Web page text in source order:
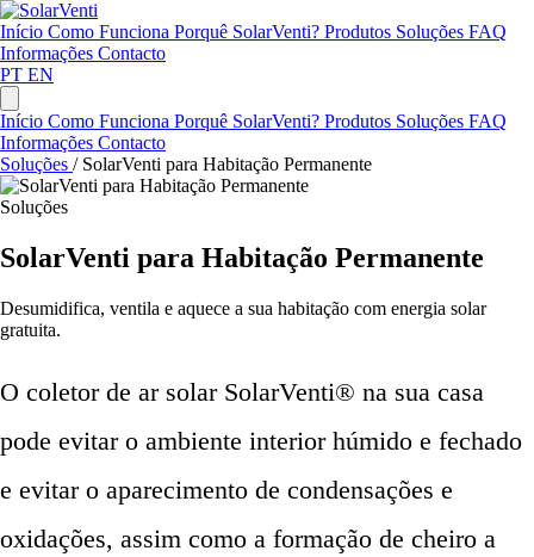
Início Como Funciona Porquê SolarVenti? Produtos Soluções FAQ
Informações Contacto
PT EN
Início Como Funciona Porquê SolarVenti? Produtos Soluções FAQ
Informações Contacto
Soluções / SolarVenti para Habitação Permanente
Soluções
SolarVenti para Habitação Permanente
Desumidifica, ventila e aquece a sua habitação com energia solar
gratuita.
O coletor de ar solar SolarVenti® na sua casa
pode evitar o ambiente interior húmido e fechado
e evitar o aparecimento de condensações e
oxidações, assim como a formação de cheiro a